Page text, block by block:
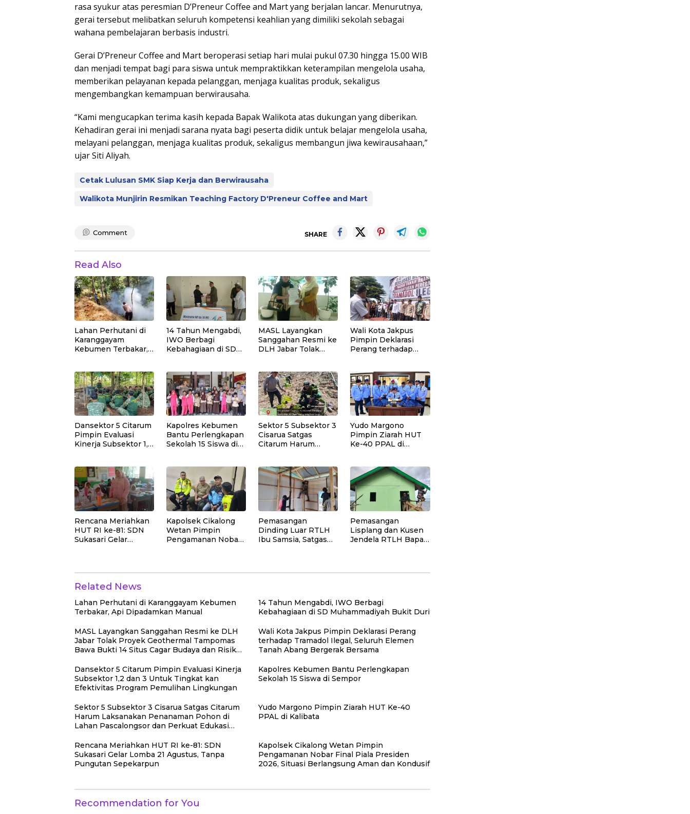
rasa syukur atas peresmian D’Preneur Coffee and Mart yang berjalan lancar. Menurutnya,
gerai tersebut melibatkan seluruh kompetensi keahlian yang dimiliki sekolah sebagai
wahana pembelajaran berbasis industri.
Gerai D’Preneur Coffee and Mart beroperasi setiap hari mulai pukul 07.30 hingga 15.00 WIB
dan menjadi tempat bagi para siswa untuk mempraktikkan keterampilan mengelola usaha,
memberikan pelayanan kepada pelanggan, menjaga kualitas produk, sekaligus
mengembangkan kemampuan berwirausaha.
“Kami mengucapkan terima kasih kepada Bapak Walikota atas dukungan yang diberikan.
Kehadiran gerai ini menjadi sarana nyata bagi peserta didik untuk belajar mengelola usaha,
melayani pelanggan, menjaga kualitas produk, sekaligus membangun jiwa kewirausahaan,”
ujar Siti Aliyah.
Cetak Lulusan SMK Siap Kerja dan Berwirausaha
Walikota Munjirin Resmikan Teaching Factory D'Preneur Coffee and Mart
Comment SHARE
Read Also
Lahan Perhutani di
Karanggayam
Kebumen Terbakar,
14 Tahun Mengabdi,
IWO Berbagi
Kebahagiaan di SD
MASL Layangkan
Sanggahan Resmi ke
DLH Jabar Tolak
Bukti 14 Situs Cagar
Budaya dan Risiko
Gempa Sesar Baribis
Wali Kota Jakpus
Pimpin Deklarasi
Perang terhadap
Tanah Abang
Bergerak Bersama
Dansektor 5 Citarum
Pimpin Evaluasi
Kinerja Subsektor 1,2
Program Pemulihan
Lingkungan
Kapolres Kebumen
Bantu Perlengkapan
Sekolah 15 Siswa di
Sektor 5 Subsektor 3
Cisarua Satgas
Citarum Harum
di Lahan
Pascalongsor dan
Perkuat Edukasi
Kepedulian
Lingkungan
Yudo Margono
Pimpin Ziarah HUT
Ke-40 PPAL di
Rencana Meriahkan
HUT RI ke-81: SDN
Sukasari Gelar
Kapolsek Cikalong
Wetan Pimpin
Pengamanan Nobar
dan Kondusif
Pemasangan
Dinding Luar RTLH
Ibu Samsia, Satgas
Pemasangan
Lisplang dan Kusen
Jendela RTLH Bapak
Related News
Lahan Perhutani di Karanggayam Kebumen
Terbakar, Api Dipadamkan Manual
14 Tahun Mengabdi, IWO Berbagi
Kebahagiaan di SD Muhammadiyah Bukit Duri
MASL Layangkan Sanggahan Resmi ke DLH
Jabar Tolak Proyek Geothermal Tampomas
Bawa Bukti 14 Situs Cagar Budaya dan Risiko
Wali Kota Jakpus Pimpin Deklarasi Perang
terhadap Tramadol Ilegal, Seluruh Elemen
Tanah Abang Bergerak Bersama
Dansektor 5 Citarum Pimpin Evaluasi Kinerja
Subsektor 1,2 dan 3 Untuk Tingkat kan
Efektivitas Program Pemulihan Lingkungan
Kapolres Kebumen Bantu Perlengkapan
Sekolah 15 Siswa di Sempor
Sektor 5 Subsektor 3 Cisarua Satgas Citarum
Harum Laksanakan Penanaman Pohon di
Lahan Pascalongsor dan Perkuat Edukasi
Yudo Margono Pimpin Ziarah HUT Ke-40
PPAL di Kalibata
Rencana Meriahkan HUT RI ke-81: SDN
Sukasari Gelar Lomba 21 Agustus, Tanpa
Pungutan Sepekarpun
Kapolsek Cikalong Wetan Pimpin
Pengamanan Nobar Final Piala Presiden
2026, Situasi Berlangsung Aman dan Kondusif
Recommendation for You